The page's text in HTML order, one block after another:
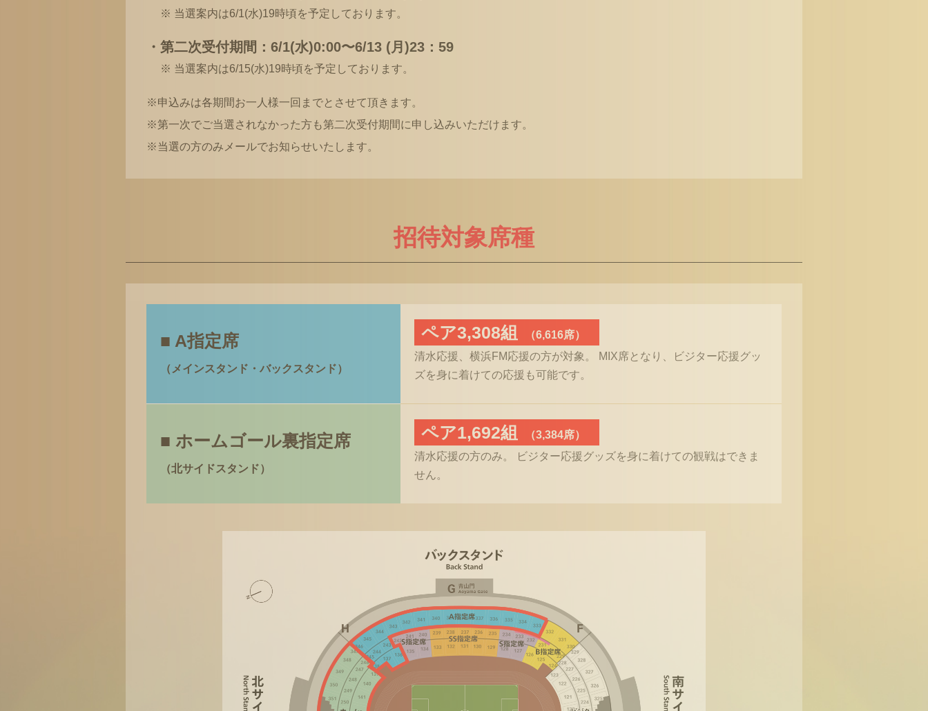
※ 当選案内は6/1(水)19時頃を予定しております。
・第二次受付期間：6/1(水)0:00〜6/13 (月)23：59
※ 当選案内は6/15(水)19時頃を予定しております。
※申込みは各期間お一人様一回までとさせて頂きます。
※第一次でご当選されなかった方も第二次受付期間に申し込みいただけます。
※当選の方のみメールでお知らせいたします。
招待対象席種
■ A指定席
（メインスタンド・バックスタンド）
ペア3,308組
（6,616席）
清水応援、横浜FM応援の方が対象。 MIX席となり、ビジター応援グッ
ズを身に着けての応援も可能です。
■ ホームゴール裏指定席
（北サイドスタンド）
ペア1,692組
（3,384席）
清水応援の方のみ。 ビジター応援グッズを身に着けての観戦はできま
せん。